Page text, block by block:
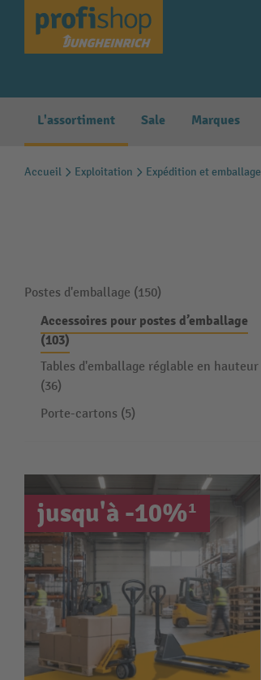
Skip to main navigation
L'assortiment Sale Marques
Accueil Exploitation Expédition et emballage
Postes d'emballage (150)
Accessoires pour postes d’emballage
(103)
Tables d'emballage réglable en hauteur
(36)
Porte-cartons (5)
jusqu'à -10%¹